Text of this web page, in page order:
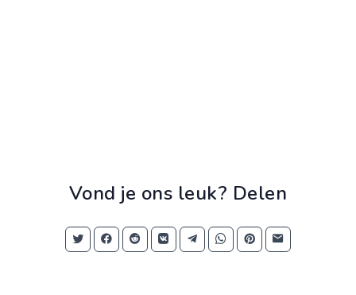
Vond je ons leuk? Delen